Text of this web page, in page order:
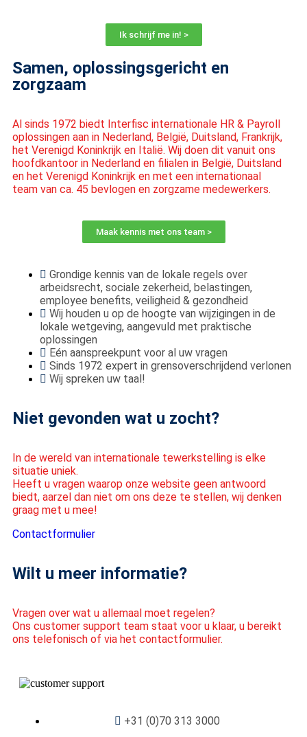
Ik schrijf me in! >
Samen, oplossingsgericht en
zorgzaam
Al sinds 1972 biedt Interfisc internationale HR & Payroll
oplossingen aan in Nederland, België, Duitsland, Frankrijk,
het Verenigd Koninkrijk en Italië. Wij doen dit vanuit ons
hoofdkantoor in Nederland en filialen in België, Duitsland
en het Verenigd Koninkrijk en met een internationaal
team van ca. 45 bevlogen en zorgzame medewerkers.
Maak kennis met ons team >
Grondige kennis van de lokale regels over
arbeidsrecht, sociale zekerheid, belastingen,
employee benefits, veiligheid & gezondheid
Wij houden u op de hoogte van wijzigingen in de
lokale wetgeving, aangevuld met praktische
oplossingen
Eén aanspreekpunt voor al uw vragen
Sinds 1972 expert in grensoverschrijdend verlonen
Wij spreken uw taal!
Wilt u meer informatie?
Vragen over wat u allemaal moet regelen?
Ons customer support team staat voor u klaar, u bereikt
ons telefonisch of via het contactformulier.
+31 (0)70 313 3000
Niet gevonden wat u zocht?
In de wereld van internationale tewerkstelling is elke
situatie uniek.
Heeft u vragen waarop onze website geen antwoord
biedt, aarzel dan niet om ons deze te stellen, wij denken
graag met u mee!
Contactformulier